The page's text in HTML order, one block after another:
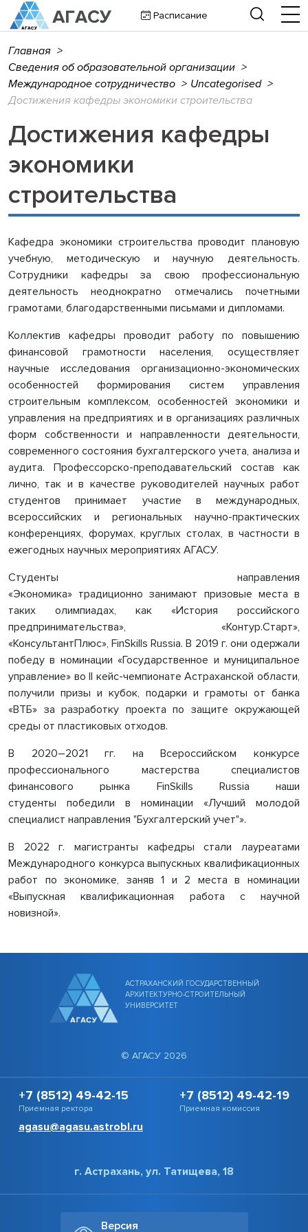
Расписание
Главная >
Сведения об образовательной организации >
Международное сотрудничество > Uncategorised >
Достижения кафедры экономики строительства
Достижения кафедры
экономики
строительства
Кафедра экономики строительства проводит плановую
учебную, методическую и научную деятельность.
Сотрудники кафедры за свою профессиональную
деятельность неоднократно отмечались почетными
грамотами, благодарственными письмами и дипломами.
Коллектив кафедры проводит работу по повышению
финансовой грамотности населения, осуществляет
научные исследования организационно-экономических
особенностей формирования систем управления
строительным комплексом, особенностей экономики и
управления на предприятиях и в организациях различных
форм собственности и направленности деятельности,
современного состояния бухгалтерского учета, анализа и
аудита. Профессорско-преподавательский состав как
лично, так и в качестве руководителей научных работ
студентов принимает участие в международных,
всероссийских и региональных научно-практических
конференциях, форумах, круглых столах, в частности в
ежегодных научных мероприятиях АГАСУ.
Студенты направления
«Экономика» традиционнозанимают призовые места в
таких олимпиадах, как «История российского
предпринимательства», «Контур.Старт»,
«КонсультантПлюс», FinSkills Russia. В 2019 г. они одержали
победу в номинации «Государственное и муниципальное
управление» во II кейс-чемпионате Астраханской области,
получили призы и кубок, подарки и грамоты от банка
«ВТБ» за разработку проекта по защите окружающей
среды от пластиковых отходов.
В 2020–2021 гг. на Всероссийском конкурсе
профессионального мастерства специалистов
финансового рынка FinSkills Russia наши
студенты победили в номинации «Лучший молодой
специалист направления "Бухгалтерский учет"».
В 2022 г. магистранты кафедры стали лауреатами
Международного конкурса выпускных квалификационных
работ по экономике, заняв 1 и 2 места в номинации
«Выпускная квалификационная работа с научной
новизной».
АСТРАХАНСКИЙ ГОСУДАРСТВЕННЫЙ
АРХИТЕКТУРНО-СТРОИТЕЛЬНЫЙ
УНИВЕРСИТЕТ
© АГАСУ 2026
+7 (8512) 49-42-15
Приемная ректора
agasu@agasu.astrobl.ru
+7 (8512) 49-42-19
Приемная комиссия
г. Астрахань, ул. Татищева, 18
Версия